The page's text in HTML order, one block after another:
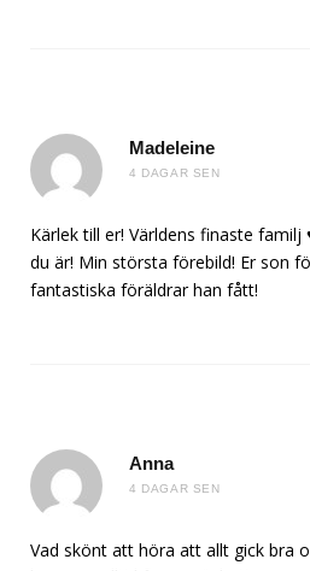
Madeleine
4 DAGAR SEN
Kärlek till er! Världens finaste familj
du är! Min största förebild! Er son
fantastiska föräldrar han fått!
Anna
4 DAGAR SEN
Vad skönt att höra att allt gick bra